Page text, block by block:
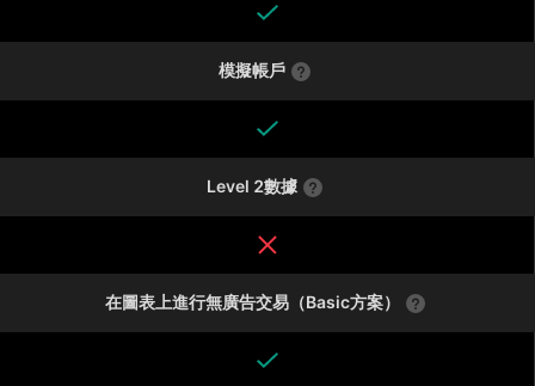
模擬帳戶
Level 2數據
在圖表上進行無廣告交易（Basic方案）